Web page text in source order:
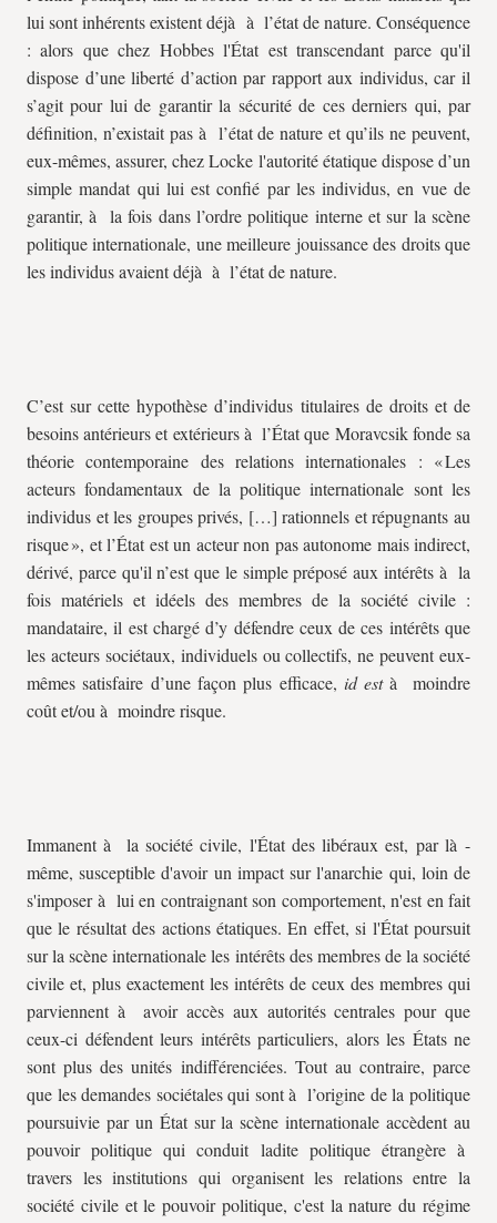
lui sont inhérents existent déjà à l’état de nature. Conséquence
: alors que chez Hobbes l'État est transcendant parce qu'il
dispose d’une liberté d’action par rapport aux individus, car il
s’agit pour lui de garantir la sécurité de ces derniers qui, par
définition, n’existait pas à l’état de nature et qu’ils ne peuvent,
eux-mêmes, assurer, chez Locke l'autorité étatique dispose d’un
simple mandat qui lui est confié par les individus, en vue de
garantir, à la fois dans l’ordre politique interne et sur la scène
politique internationale, une meilleure jouissance des droits que
les individus avaient déjà à l’état de nature.
C’est sur cette hypothèse d’individus titulaires de droits et de
besoins antérieurs et extérieurs à l’État que Moravcsik fonde sa
théorie contemporaine des relations internationales : « Les
acteurs fondamentaux de la politique internationale sont les
individus et les groupes privés, […] rationnels et répugnants au
risque », et l’État est un acteur non pas autonome mais indirect,
dérivé, parce qu'il n’est que le simple préposé aux intérêts à la
fois matériels et idéels des membres de la société civile :
mandataire, il est chargé d’y défendre ceux de ces intérêts que
les acteurs sociétaux, individuels ou collectifs, ne peuvent eux-
mêmes satisfaire d’une façon plus efficace, id està moindre
coût et/ou à moindre risque.
Immanent à la société civile, l'État des libéraux est, par là -
même, susceptible d'avoir un impact sur l'anarchie qui, loin de
s'imposer à lui en contraignant son comportement, n'est en fait
que le résultat des actions étatiques. En effet, si l'État poursuit
sur la scène internationale les intérêts des membres de la société
civile et, plus exactement les intérêts de ceux des membres qui
parviennent à avoir accès aux autorités centrales pour que
ceux-ci défendent leurs intérêts particuliers, alors les États ne
sont plus des unités indifférenciées. Tout au contraire, parce
que les demandes sociétales qui sont à l’origine de la politique
poursuivie par un État sur la scène internationale accèdent au
pouvoir politique qui conduit ladite politique étrangère à
travers les institutions qui organisent les relations entre la
société civile et le pouvoir politique, c'est la nature du régime